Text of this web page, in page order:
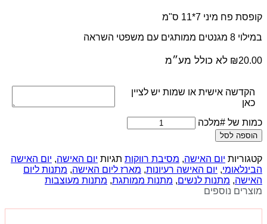
קופסת פח מיני 7*11 ס"מ
במילוי 8 מגנטים ממותגים עם משפטי השראה
₪20.00 לא כולל מע״מ
הקדשה אישית או שמות יש לציין
כאן
כמות של #מלכה
הוספה לסל
קטגוריות יום האישה, מסיבת רווקות תגיות יום האישה, יום האישה
הבינלאומי, יום האישה רעיונות, מארז ליום האישה, מתנות ליום
האישה, מתנות לנשים, מתנות ממותגת, מתנות מעוצבות
מוצרים נוספים